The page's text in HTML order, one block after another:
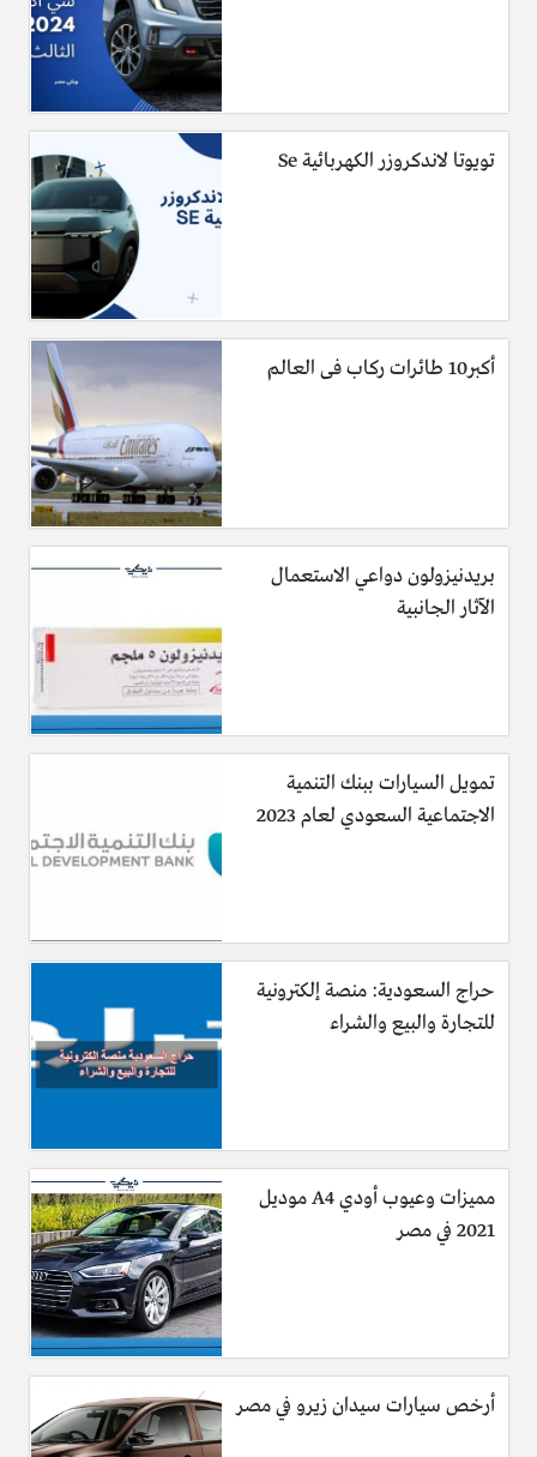
تويوتا لاندكروزر الكهربائية Se
أكبر10 طائرات ركاب فى العالم
بريدنيزولون دواعي الاستعمال
الآثار الجانبية
تمويل السيارات ببنك التنمية
الاجتماعية السعودي لعام 2023
حراج السعودية: منصة إلكترونية
للتجارة والبيع والشراء
مميزات وعيوب أودي A4 موديل
2021 في مصر
أرخص سيارات سيدان زيرو في مصر